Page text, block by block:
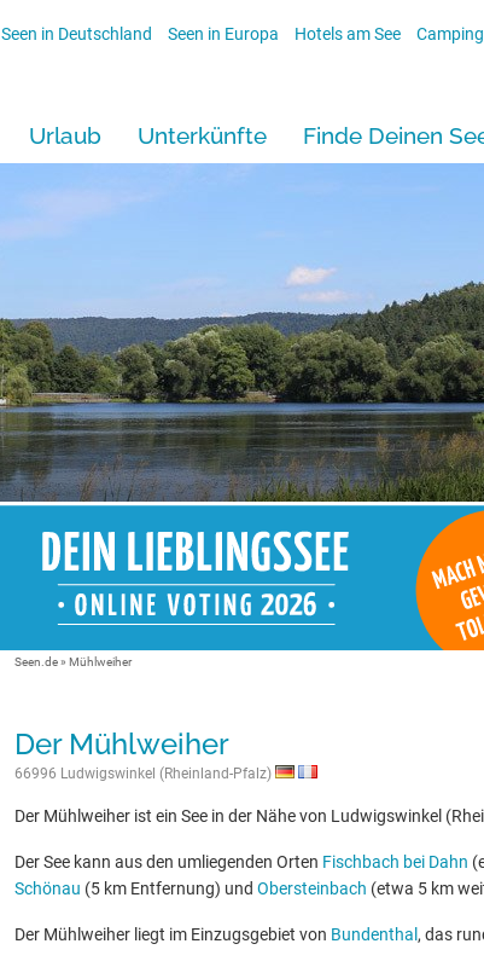
Seen in Deutschland Seen in Europa Hotels am See
Urlaub Unterkünfte Finde Deinen
Seen.de» Mühlweiher
Der Mühlweiher
66996 Ludwigswinkel (Rheinland-Pfalz)
Der Mühlweiher ist ein See in der Nähe von Ludwigswinkel
Der See kann aus den umliegenden Orten Fischbach bei Dahn
Schönau (5 km Entfernung) und Obersteinbach (etwa 5 km
Der Mühlweiher liegt im Einzugsgebiet von Bundenthal , das